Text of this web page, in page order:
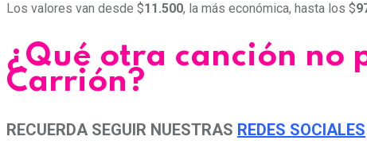
Los valores van desde $11.500, la más económica, hasta los $
¿Qué otra canción no
Carrión?
RECUERDA SEGUIR NUESTRAS REDES SOCIALES